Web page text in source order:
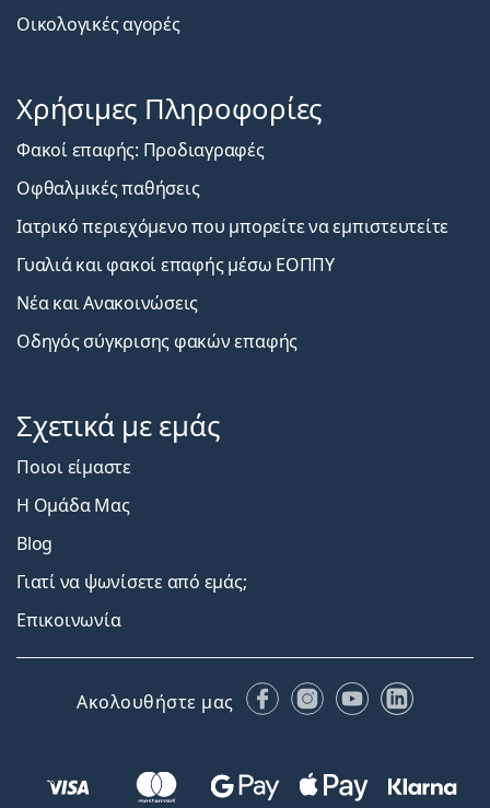
Οικολογικές αγορές
Χρήσιμες Πληροφορίες
Φακοί επαφής: Προδιαγραφές
Οφθαλμικές παθήσεις
Ιατρικό περιεχόμενο που μπορείτε να εμπιστευτείτε
Γυαλιά και φακοί επαφής μέσω ΕΟΠΠΥ
Νέα και Ανακοινώσεις
Οδηγός σύγκρισης φακών επαφής
Σχετικά με εμάς
Ποιοι είμαστε
Η Ομάδα Μας
Blog
Γιατί να ψωνίσετε από εμάς;
Επικοινωνία
Ακολουθήστε μας FacebookInstagram
YouTubeLinkedIn